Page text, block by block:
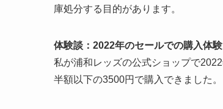
庫処分する目的があります。
体験談：2022年のセールでの購入体験
私が浦和レッズの公式ショップで
半額以下の3500円で購入できました。